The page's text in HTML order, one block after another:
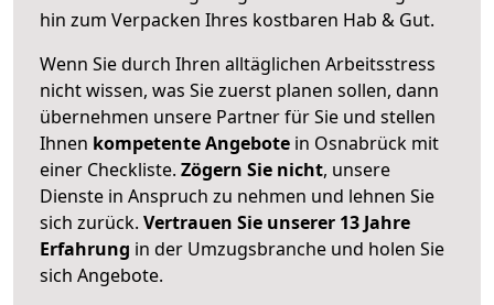
hin zum Verpacken Ihres kostbaren Hab & Gut.
Wenn Sie durch Ihren alltäglichen Arbeitsstress
nicht wissen, was Sie zuerst planen sollen, dann
übernehmen unsere Partner für Sie und stellen
Ihnen kompetente Angebote in Osnabrück mit
einer Checkliste. Zögern Sie nicht, unsere
Dienste in Anspruch zu nehmen und lehnen Sie
sich zurück. Vertrauen Sie unserer 13 Jahre
Erfahrung in der Umzugsbranche und holen Sie
sich Angebote.